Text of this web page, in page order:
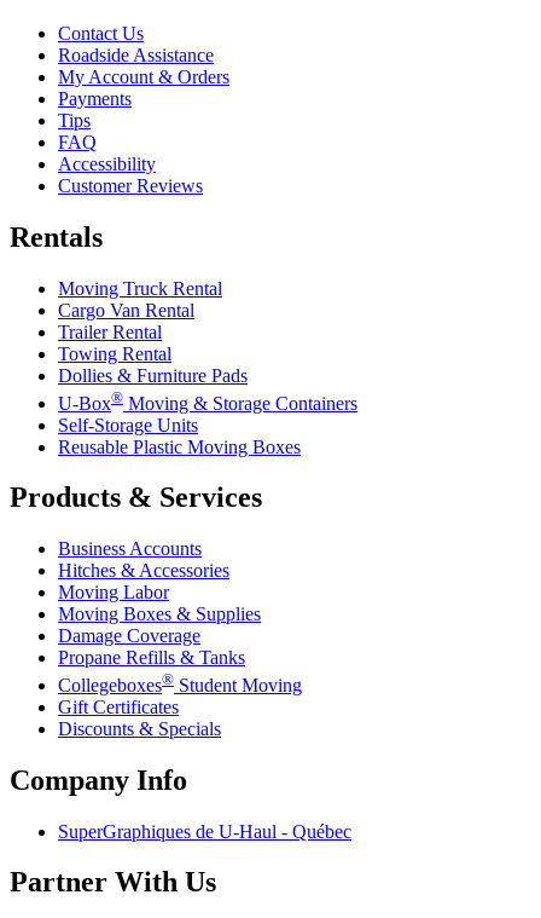
Contact Us
Roadside Assistance
My Account & Orders
Payments
Tips
FAQ
Accessibility
Customer Reviews
Rentals
Moving Truck Rental
Cargo Van Rental
Trailer Rental
Towing Rental
Dollies & Furniture Pads
U-Box® Moving & Storage Containers
Self-Storage Units
Reusable Plastic Moving Boxes
Products & Services
Business Accounts
Hitches & Accessories
Moving Labor
Moving Boxes & Supplies
Damage Coverage
Propane Refills & Tanks
Collegeboxes® Student Moving
Gift Certificates
Discounts & Specials
Company Info
SuperGraphiques de U-Haul - Québec
Partner With Us